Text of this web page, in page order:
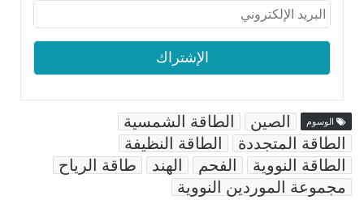
الوسوم الصين
الطاقة الشمسية
الطاقة المتجددة
الطاقة النظيفة
الطاقة النووية
الفحم الهند
طاقة الرياح
مجموعة الموردين النووية